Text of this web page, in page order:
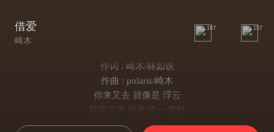
借爱
崎木
167 157
作词 : 崎木/林如铁
作曲 : polaris/崎木
你来又去 就像是 浮云
我等又等 就变成 一盏灯
你喜欢 让你哭 的人